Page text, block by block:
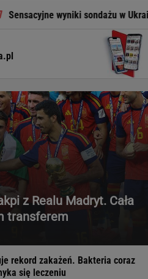
wyniki sondażu w Ukrainie.
z Realu Madryt. Cała
transferem
rekord zakażeń. Bakteria coraz
się leczeniu